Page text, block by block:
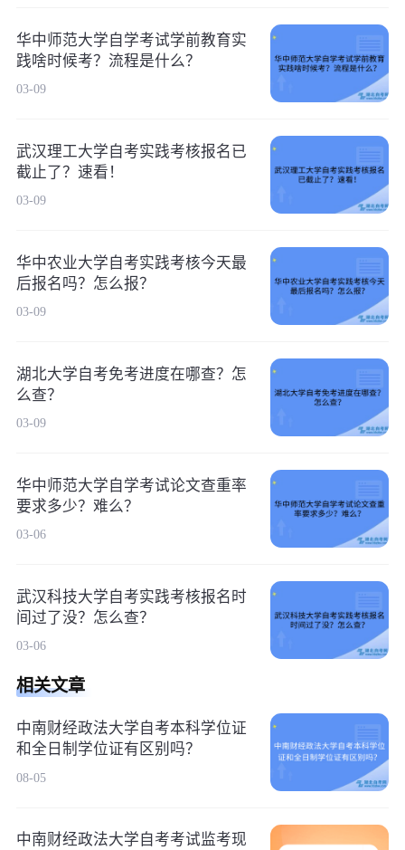
华中师范大学自学考试学前教育实
践啥时候考？流程是什么？
03-09
武汉理工大学自考实践考核报名已
截止了？速看！
03-09
华中农业大学自考实践考核今天最
后报名吗？怎么报？
03-09
湖北大学自考免考进度在哪查？怎
么查？
03-09
华中师范大学自学考试论文查重率
要求多少？难么？
03-06
武汉科技大学自考实践考核报名时
间过了没？怎么查？
03-06
相关文章
中南财经政法大学自考本科学位证
和全日制学位证有区别吗？
08-05
中南财经政法大学自考考试监考现